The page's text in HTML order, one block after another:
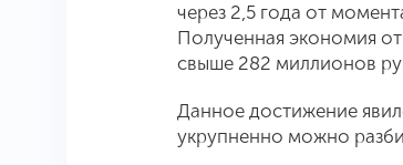
через 2,5 года от
Полученная экономия
свыше 282 миллионов
Данное достижение
укрупненно можно